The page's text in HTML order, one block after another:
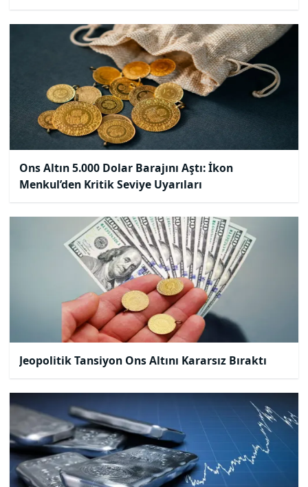
Ons Altın 5.000 Dolar Barajını Aştı: İkon
Menkul’den Kritik Seviye Uyarıları
Jeopolitik Tansiyon Ons Altını Kararsız Bıraktı